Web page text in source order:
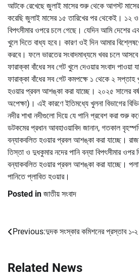
আটকে রেখেছে জুলাই মাসের শুরু থেকে আগস্ট মাসের
করেছি জুলাই মাসের ১৫ তারিখের পর থেকেই। ১২ ও
বিপৎসীমার ওপরে চলে গেছে। যেদিন আমি দেশের
খুলে দিতে বাধ্য হবে। কারণ ওই দিন আমার
করবে। ফলে ভারতের সংবাদমাধ্যমে খবর চলে
ফারাক্কা বাঁধের সব গেট খুলে দেওয়ার সংবাদ
ফারাক্কা বাঁধের সব গেট কমপক্ষে ১ থেকে ২ সপ্তাহ
হওয়ার প্রবল আশঙ্কা করা যাচ্ছে। ২০২৫ সালের
অপেক্ষা)। এই কারণে ইতিমধ্যে খুলনা বিভাগের
নদীর শাখা নদীগুলো দিয়ে যে পানি প্রবেশ করা শুরু
ডটকমের প্রধান আবহাওয়াবিদ জানান, গতকাল
বন্যাকবলিত হওয়ার প্রবল আশঙ্কা করা যাচ্ছে।
তিস্তা ও দুধকুমার নদের পানি বন্যা বিপৎসীমার
বন্যাকবলিত হওয়ার প্রবল আশঙ্কা করা যাচ্ছে।
পানিতে প্লাবিত হওয়ার।
Posted in জাতীয় সংবাদ
Post
Previous:দুদক সংস্কার কমিশনের প্রস্তাব
Related News